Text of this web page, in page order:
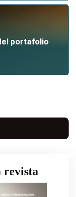
portafolio
revista